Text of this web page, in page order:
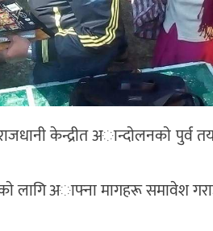
केन्द्रीत अान्दाेलनकाे पुर्व
लागि अाफ्ना मागहरू समावेश